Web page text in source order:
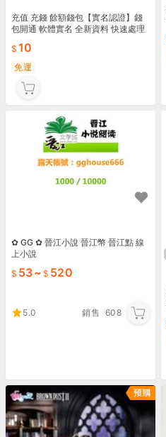
充值 充錢 餘額錢包【實名認證】錢
包開通 軟體實名 全新資料 快速處理
費咨詢
10
免運
✿ GG ✿ 晉江小說 晉江幣 晉江點 線
上小說
53~ 520
5.0 銷售 608